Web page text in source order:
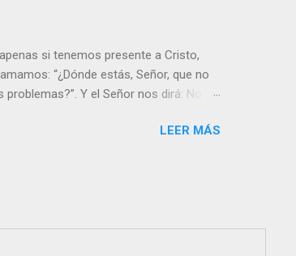
si tenemos presente a Cristo,
“¿Dónde estás, Señor, que no
Y el Señor nos dirá: No
creer que Yo dejo a nadie sólo con
su Resurrecc...
LEER MÁS